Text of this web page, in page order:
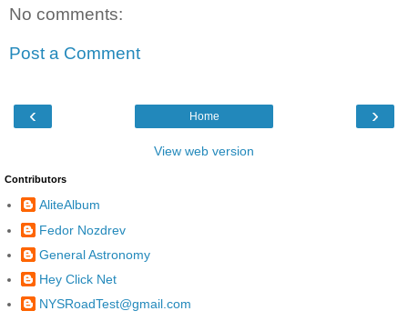
No comments:
Post a Comment
‹ ›
Home
View web version
Contributors
AliteAlbum
Fedor Nozdrev
General Astronomy
Hey Click Net
NYSRoadTest@gmail.com